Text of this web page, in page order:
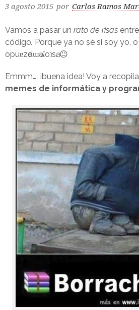
3 agosto 2015 por Carlos Ramos
Vamos a pasar un rato de risas
código. Porque ya no sé si soy yo, o
opuɐzәdɯә ʎoʇsә. 😐
Emmm…, ¡buena idea! Voy a
memes de informática y